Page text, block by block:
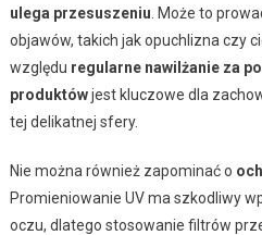
ulega przesuszeniu . Może to
objawów, takich jak opuchlizna czy
względu regularne nawilżanie za
produktówjest kluczowe dla
tej delikatnej sfery.
Nie można również zapominać o
Promieniowanie UV ma szkodliwy
oczu, dlatego stosowanie filtrów